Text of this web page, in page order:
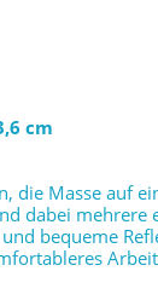
cm
die Masse auf
dabei
bequeme